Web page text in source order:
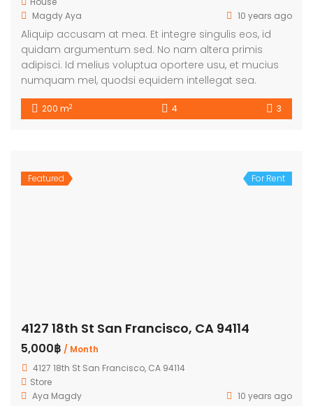
Magdy Aya
10 years ago
Aliquip accusam at mea. Et integre singulis eos, id
quidam argumentum sed. No nam altera primis
adipisci. Id melius voluptua oportere usu, et mucius
numquam mel, quodsi equidem intellegat sea.
200 m2 4 3
Featured For Rent
4127 18th St San Francisco, CA 94114
5,000฿ / Month
4127 18th St San Francisco, CA 94114
Store
Aya Magdy
10 years ago